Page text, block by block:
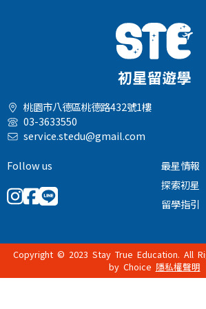
桃園市八德區桃德路432號1樓
03-3633550
service.stedu@gmail.com
Follow us
最星情報
探索初星
留學指引
Copyright © 2023 Stay True Education. All
by Choice 隱私權聲明